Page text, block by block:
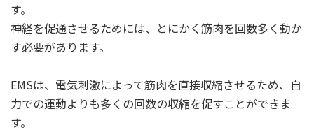
す。
神経を促通させるためには、とにかく筋肉を回数多く動か
す必要があります。
EMSは、電気刺激によって筋肉を直接収縮させるため、自
力での運動よりも多くの回数の収縮を促すことができま
す。